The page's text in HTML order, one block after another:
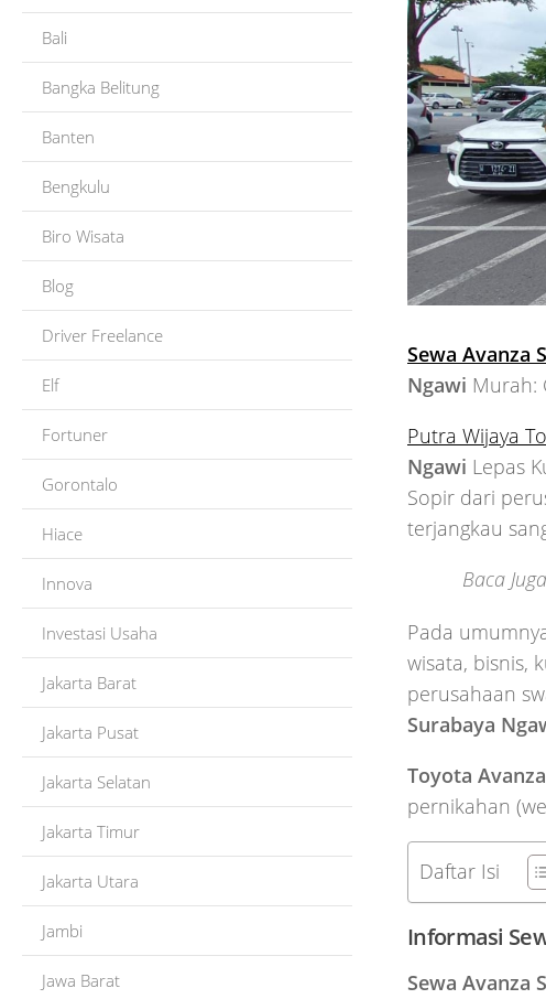
Sewa Avanza
Ngawi Murah:
Putra Wijaya
Ngawi Lepas
Sopir dari
terjangkau
Baca
Pada
wisata, bisnis,
perusahaan
Surabaya
Toyota Avanza
pernikahan
Daftar Isi
Informasi
Sewa Avanza
Bali
Bangka Belitung
Banten
Bengkulu
Biro Wisata
Blog
Driver Freelance
Elf
Fortuner
Gorontalo
Hiace
Innova
Investasi Usaha
Jakarta Barat
Jakarta Pusat
Jakarta Selatan
Jakarta Timur
Jakarta Utara
Jambi
Jawa Barat